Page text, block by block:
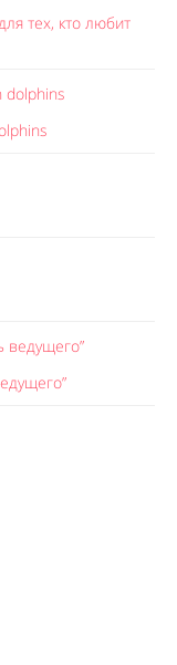
тех, кто любит